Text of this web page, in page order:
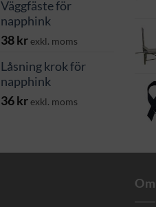
Väggfäste för
napphink
38krexkl. moms
Låsning krok för
napphink
36krexkl. moms